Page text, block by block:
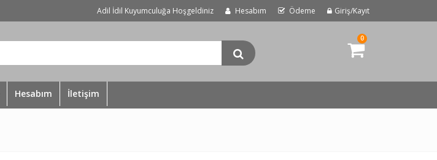
Adil İdil Kuyumculuğa Hoşgeldiniz Hesabım Ödeme Giriş/Kayıt
0
Hesabım İletişim